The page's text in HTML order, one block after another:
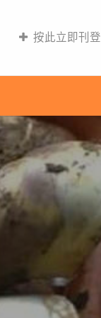
按此立即刊登